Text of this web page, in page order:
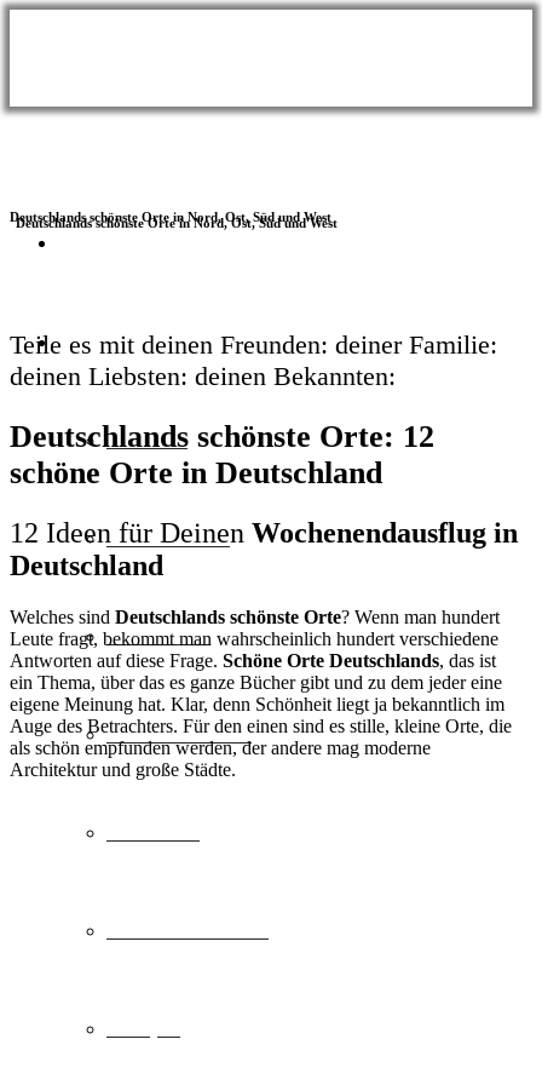
Themen
Wellness
Meer & Seen
Städtereise
Familienurlaub
Deutschlands schönste Orte in Nord, Ost, Süd und West
Teile es mit deinen Freunden: deiner Familie:
deinen Liebsten: deinen Bekannten:
Deutschlands schönste Orte: 12
schöne Orte in Deutschland
12 Ideen für Deinen Wochenendausflug in
Deutschland
Welches sind Deutschlands schönste Orte? Wenn man hundert
Leute fragt, bekommt man wahrscheinlich hundert verschiedene
Antworten auf diese Frage. Schöne Orte Deutschlands, das ist
ein Thema, über das es ganze Bücher gibt und zu dem jeder eine
eigene Meinung hat. Klar, denn Schönheit liegt ja bekanntlich im
Auge des Betrachters. Für den einen sind es stille, kleine Orte, die
als schön empfunden werden, der andere mag moderne
Architektur und große Städte.